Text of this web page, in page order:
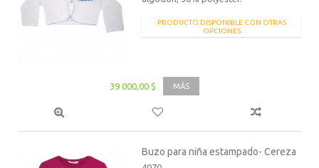
PRODUCTO DISPONIBLE CON OTRAS
OPCIONES
39 000,00 $ MÁS
Buzo para niña estampado- Cereza